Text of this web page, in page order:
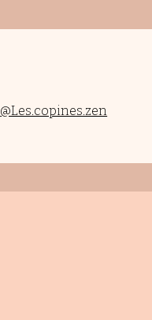
@Les.copines.zen